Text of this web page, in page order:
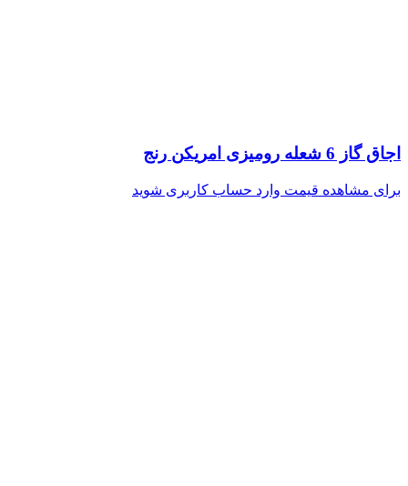
اجاق گاز 6 شعله رومیزی امریکن رنج
برای مشاهده قیمت وارد حساب کاربری شوید